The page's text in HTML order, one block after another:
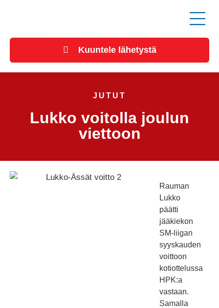
Kuuntele lähetystä
JUTUT
Lukko voitolla joulun
viettoon
Rauman
Lukko
päätti
jääkiekon
SM-liigan
syyskauden
voittoon
kotiottelussa
HPK:a
vastaan.
Samalla